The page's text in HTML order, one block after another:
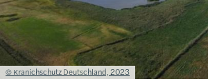
Lizenzinformationen einschließlich Urheberrecht
© Kranichschutz Deutschland, 2023